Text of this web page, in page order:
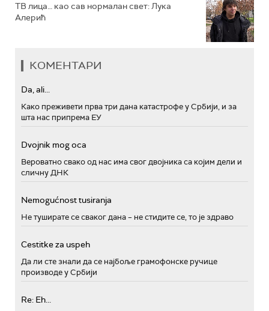
ТВ лица… као сав нормалан свет: Лука
Алерић
КОМЕНТАРИ
Da, ali...
Како преживети прва три дана катастрофе у Србији, и за
шта нас припрема ЕУ
Dvojnik mog oca
Вероватно свако од нас има свог двојника са којим дели и
сличну ДНК
Nemogućnost tusiranja
Не туширате се сваког дана – не стидите се, то је здраво
Cestitke za uspeh
Да ли сте знали да се најбоље грамофонске ручице
производе у Србији
Re: Eh...